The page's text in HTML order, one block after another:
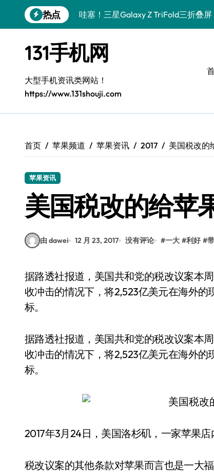
到
热点
哇塞！三星Galaxy Z TriFold三折叠
数码小白惊了！三星S26这波黑科技
数码小白惊了！三星Galaxy Z Fold7
数码小白必看！vivo S50新功能优惠
数码小白惊了！vivo S50 Pro mini小
数码小白惊了！三星S26这些黑科技
数码小白必看！vivo S50新功能优惠
131手机网
大型手机资讯类网站！
https://www.131shouji.com
首页 苹果频道 苹果资讯 2017 美国税改的
苹果资讯
美国税改的给苹
由 dawei 12 月 23, 2017 没有评论 #一大 #利好 #
据路透社报道，美国共和党的税改议案本周在国会获得通过，将会让苹果(AAPL.O)在没有重大税
收冲击的情况下，将2,523亿美元在海外
标。
据路透社报道，美国共和党的税改议案本
收冲击的情况下，将2,523亿美元在海外
标。
2017年3月24日，美国洛杉矶，一家苹果店
税改议案的其他条款对苹果而言也是一大